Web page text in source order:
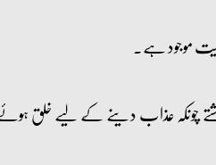
موجود ہے۔
چونکہ عذاب دینے کے لیے خلق